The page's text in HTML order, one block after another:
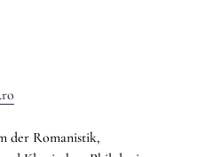
der Romanistik,